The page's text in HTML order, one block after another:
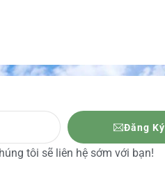
Đăng Ký
tôi sẽ liên hệ sớm với bạn!